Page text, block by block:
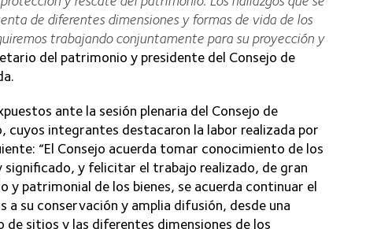
de diferentes dimensiones y formas de vida de los
trabajando conjuntamente para su proyección y
del patrimonio y presidente del Consejo de
ante la sesión plenaria del Consejo de
cuyos integrantes destacaron la labor realizada por
“El Consejo acuerda tomar conocimiento de los
y felicitar el trabajo realizado, de gran
patrimonial de los bienes, se acuerda continuar el
su conservación y amplia difusión, desde una
sitios y las diferentes dimensiones de los